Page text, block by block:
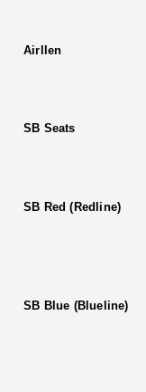
Airllen
SB Seats
SB Red (Redline)
SB Blue (Blueline)